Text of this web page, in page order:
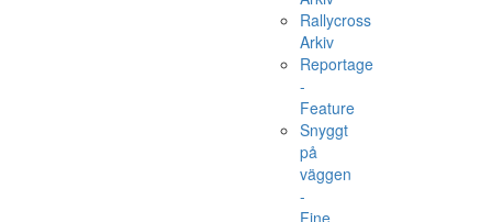
Rallycross
Arkiv
Reportage
-
Feature
Snyggt
på
väggen
-
Fine